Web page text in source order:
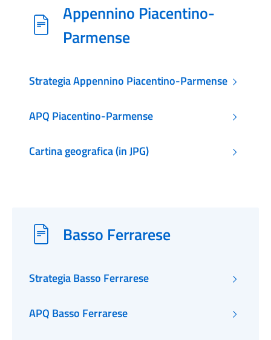
Appennino Piacentino-
Parmense
Strategia Appennino Piacentino-Parmense
APQ Piacentino-Parmense
Cartina geografica (in JPG)
Basso Ferrarese
Strategia Basso Ferrarese
APQ Basso Ferrarese